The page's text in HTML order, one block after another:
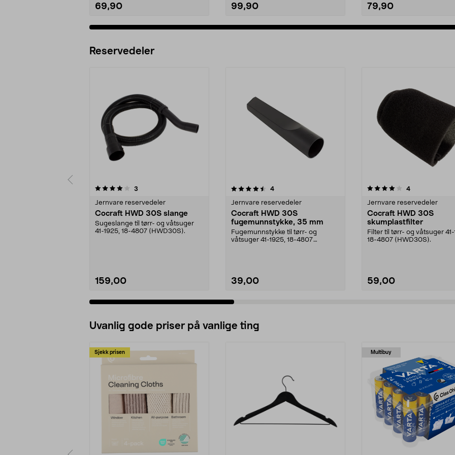
69,90 99,90 79,90
Reservedeler
3
Jernvare reservedeler
Cocraft HWD 30S slange
Sugeslange til tørr- og våtsuger
41-1925, 18-4807 (HWD30S).
159,00
4.5av 5 stjerner 4anmeldelser
Jernvare reservedeler
Cocraft HWD 30S
fugemunnstykke, 35 mm
Fugemunnstykke til tørr- og
våtsuger 41-1925, 18-4807
39,00
4.0av 5 stjerner 4anmeldelser
Jernvare reservedeler
Cocraft HWD 30S
skumplastfilter
Filter til tørr- og våtsuger 41-
18-4807 (HWD30S).
59,00
3.5av 5 stjerner
Uvanlig gode priser på vanlige ting
Sjekk prisen Multibuy